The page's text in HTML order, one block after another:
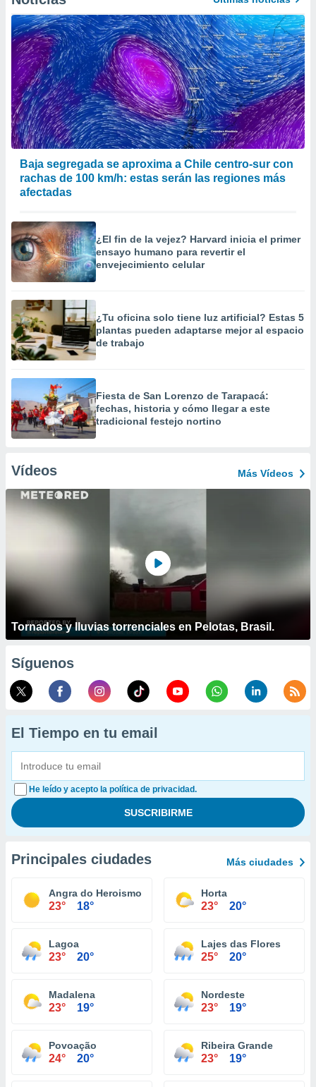
Baja segregada se aproxima a Chile centro-sur con
rachas de 100 km/h: estas serán las regiones más
afectadas
¿El fin de la vejez? Harvard inicia el primer
ensayo humano para revertir el
envejecimiento celular
¿Tu oficina solo tiene luz artificial? Estas 5
plantas pueden adaptarse mejor al espacio
de trabajo
Fiesta de San Lorenzo de Tarapacá:
fechas, historia y cómo llegar a este
tradicional festejo nortino
Vídeos Más Vídeos
Tornados y lluvias torrenciales en Pelotas, Brasil.
Síguenos
El Tiempo en tu email
He leído y acepto la política de privacidad.
Principales ciudades Más ciudades
Angra do Heroismo
23° 18°
Horta
23° 20°
Lagoa
23° 20°
Lajes das Flores
25° 20°
Madalena
23° 19°
Nordeste
23° 19°
Povoação
24° 20°
Ribeira Grande
23° 19°